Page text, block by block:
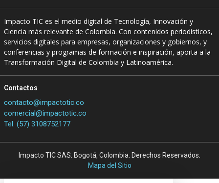
Impacto TIC es el medio digital de Tecnología, Innovación y
Ciencia más relevante de Colombia. Con contenidos periodísticos,
servicios digitales para empresas, organizaciones y gobiernos, y
conferencias y programas de formación e inspiración, aporta a la
Transformación Digital de Colombia y Latinoamérica.
Contactos
contacto@impactotic.co
comercial@impactotic.co
Tel. (57) 3108752177
Impacto TIC SAS. Bogotá, Colombia. Derechos Reservados.
Mapa del Sitio